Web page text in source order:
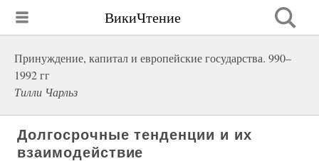
ВикиЧтение
Принуждение, капитал и европейские государства. 990–
1992 гг
Тилли Чарльз
Долгосрочные тенденции и их
взаимодействие